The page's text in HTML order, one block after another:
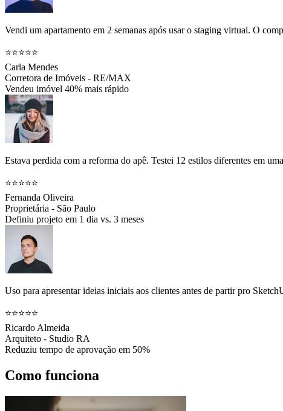
Vendi um apartamento em 2 semanas após usar o staging virtual. O
⭐⭐⭐⭐⭐
Carla Mendes
Corretora de Imóveis - RE/MAX
Vendeu imóvel 40% mais rápido
Estava perdida com a reforma do apê. Testei 12 estilos diferentes em
⭐⭐⭐⭐⭐
Fernanda Oliveira
Proprietária - São Paulo
Definiu projeto em 1 dia vs. 3 meses
Uso para apresentar ideias iniciais aos clientes antes de partir pro
⭐⭐⭐⭐⭐
Ricardo Almeida
Arquiteto - Studio RA
Reduziu tempo de aprovação em 50%
Como funciona